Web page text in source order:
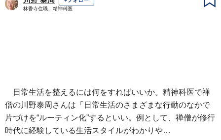
林香寺住職、精神科医
日常生活を整えるには何をすればいいか。精神科医で禅
僧の川野泰周さんは「日常生活のさまざまな行動のなかで
片づけを“ルーティン化”するといい。例として、禅僧が修行
時代に経験している生活スタイルがわかりや…